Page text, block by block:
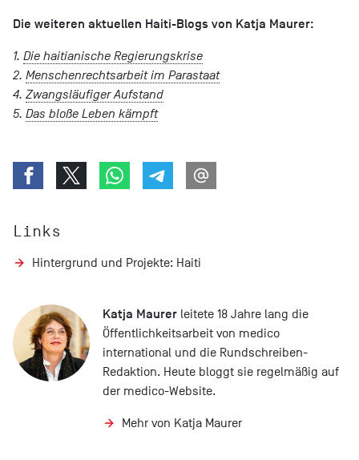
Die weiteren aktuellen Haiti-Blogs von Katja Maurer:
1. Die haitianische Regierungskrise
2. Menschenrechtsarbeit im Parastaat
4. Zwangsläufiger Aufstand
5. Das bloße Leben kämpft
Links
Hintergrund und Projekte: Haiti
Katja Maurer leitete 18 Jahre lang die
Öffentlichkeitsarbeit von medico
international und die Rundschreiben-
Redaktion. Heute bloggt sie regelmäßig auf
der medico-Website.
Mehr von Katja Maurer